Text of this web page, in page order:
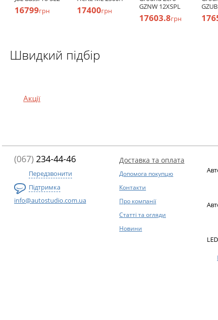
16799грн 17400грн
GZNW 12XSPL
17603.8грн
Швидкий підбір
Акції
(067) 234-44-46
Передзвонити
Підтримка
info@autostudio.com.ua
Доставка та оплата
Допомога покупцю
Контакти
Про компанії
Статті та огляди
Новини